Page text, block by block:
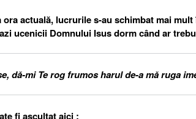
ora actuală, lucrurile s-au schimbat mai
ucenicii Domnului Isus dorm când ar
dă-mi Te rog frumos harul de-a mă ruga
fi ascultat aici :